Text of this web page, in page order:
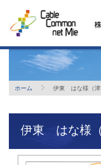
ホーム 伊東 はな様（津
伊東 はな様